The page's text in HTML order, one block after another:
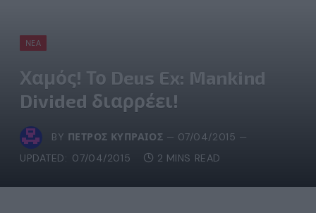
ΝΈΑ
Χαμός! Το Deus Ex: Mankind
Divided διαρρέει!
BY ΠΈΤΡΟΣ ΚΥΠΡΑΊΟΣ
07/04/2015
UPDATED: 07/04/2015 2 MINS READ